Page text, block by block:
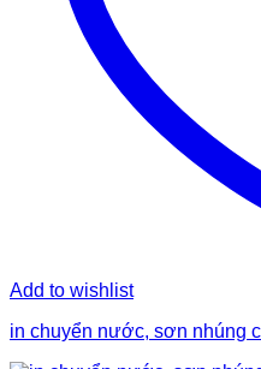
Add to wishlist
in chuyển nước, sơn nhúng